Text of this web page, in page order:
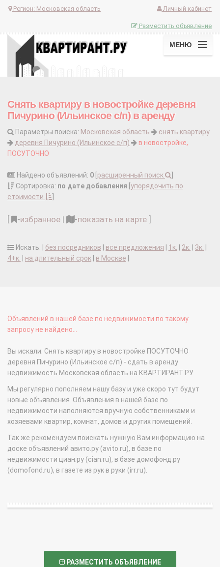
Регион: Московская область Личный кабинет
Разместить объявление
МЕНЮ
Снять квартиру в новостройке деревня
Пичурино (Ильинское с/п) в аренду
Параметры поиска: Московская область
снять квартиру
деревня Пичурино (Ильинское с/п)
в новостройке,
ПОСУТОЧНО
Найдено объявлений: 0 расширенный поиск
Сортировка: по дате добавления упорядочить по
стоимости
-избранное | -показать на карте
Искать: | без посредников все предложения 1к. 2к. 3к.
4+к.
на длительный срок в Москве
Объявлений в нашей базе по недвижимости по такому
запросу не найдено...
Вы искали: Снять квартиру в новостройке ПОСУТОЧНО
деревня Пичурино (Ильинское с/п) - сдать в аренду
недвижимость Московская область на КВАРТИРАНТ.РУ
Мы регулярно пополняем нашу базу и уже скоро тут будут
новые объявления. Объявления в нашей базе по
недвижимости наполняются вручную собственниками и
хозяевами квартир, комнат, домов и других помещений.
Так же рекомендуем поискать нужную Вам информацию на
доске объявлений авито.ру (avito.ru), в базе по
недвижимости циан.ру (cian.ru), в базе домофонд.ру
(domofond.ru), в газете из рук в руки (irr.ru).
РАЗМЕСТИТЬ ОБЪЯВЛЕНИЕ